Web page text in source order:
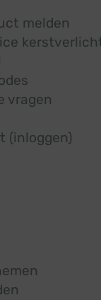
melden
vragen
(inloggen)